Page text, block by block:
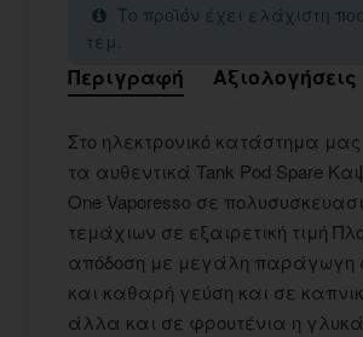
Το προϊόν έχει ελάχιστη
τεμ.
Περιγραφή Αξιολογήσεις
Στο ηλεκτρονικό κατάστημα
τα αυθεντικά Tank Pod Spare
One Vaporesso σε
τεμάχιων σε εξαιρετική τιμή
απόδοση με μεγάλη παράγωγη
και καθαρή γεύση και σε
άλλα και σε φρουτένια η